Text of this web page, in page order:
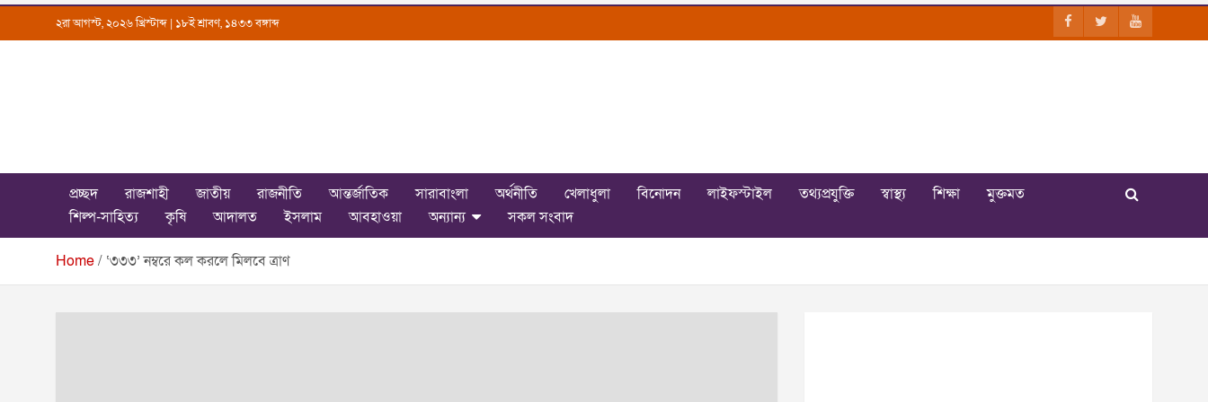
২রা আগস্ট, ২০২৬ খ্রিস্টাব্দ | ১৮ই শ্রাবণ, ১৪৩৩ বঙ্গাব্দ
Uttarkantho
প্রচ্ছদ রাজশাহী জাতীয় রাজনীতি আন্তর্জাতিক সারাবাংলা অর্থনীতি খেলাধুলা বিনোদন লাইফস্টাইল তথ্যপ্রযুক্তি স্বাস্থ্য শিক্ষা
মুক্তমত
শিল্প-সাহিত্য
কৃষি আদালত ইসলাম আবহাওয়া অন্যান্য সকল সংবাদ
Home ‘৩৩৩’ নম্বরে কল করলে মিলবে ত্রাণ